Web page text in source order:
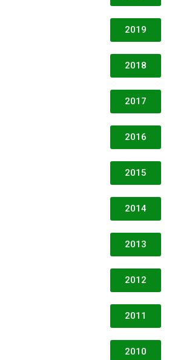
2019
2018
2017
2016
2015
2014
2013
2012
2011
2010